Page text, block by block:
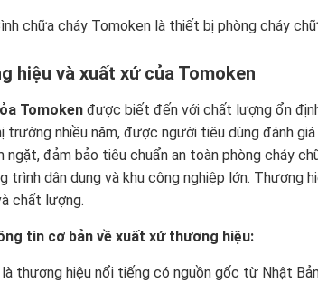
chữa cháy Tomoken là thiết bị phòng cháy
hiệu và xuất xứ của Tomoken
Tomokenđược biết đến với chất lượng ổn
trường nhiều năm, được người tiêu dùng đánh
ngặt, đảm bảo tiêu chuẩn an toàn phòng cháy
trình dân dụng và khu công nghiệp lớn. Thương
chất lượng.
tin cơ bản về xuất xứ thương hiệu:
thương hiệu nổi tiếng có nguồn gốc từ Nhật